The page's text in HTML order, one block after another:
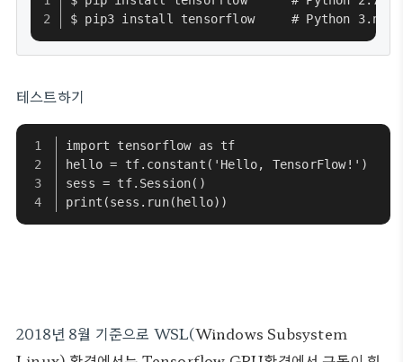
$ pip3 install tensorflow     # Python 3.n;
테스트하기
import tensorflow as tf
hello = tf.constant('Hello, TensorFlow!')
sess = tf.Session()
print(sess.run(hello))
2018년 8월 기준으로 WSL(Windows Subsystem